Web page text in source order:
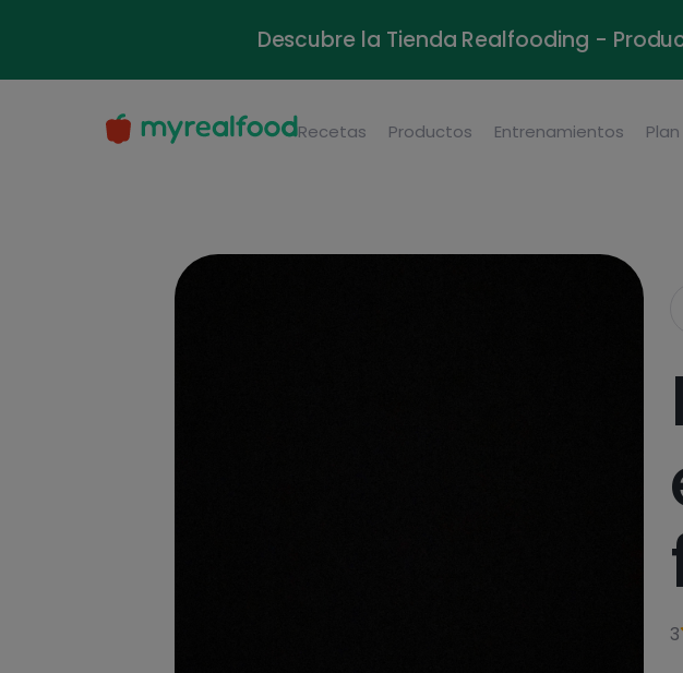
Descubre la Tienda Realfooding -
Recetas Productos Entrenamientos Plan
3